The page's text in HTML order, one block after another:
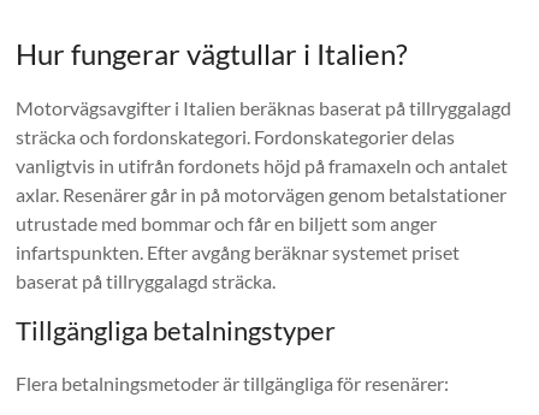
Hur fungerar vägtullar i Italien?
Motorvägsavgifter i Italien beräknas baserat på tillryggalagd
sträcka och fordonskategori. Fordonskategorier delas
vanligtvis in utifrån fordonets höjd på framaxeln och antalet
axlar. Resenärer går in på motorvägen genom betalstationer
utrustade med bommar och får en biljett som anger
infartspunkten. Efter avgång beräknar systemet priset
baserat på tillryggalagd sträcka.
Tillgängliga betalningstyper
Flera betalningsmetoder är tillgängliga för resenärer: